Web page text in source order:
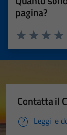
pagina?
Valuta
Valuta 2
Valuta 1 stelle
Contatta il
Leggi le